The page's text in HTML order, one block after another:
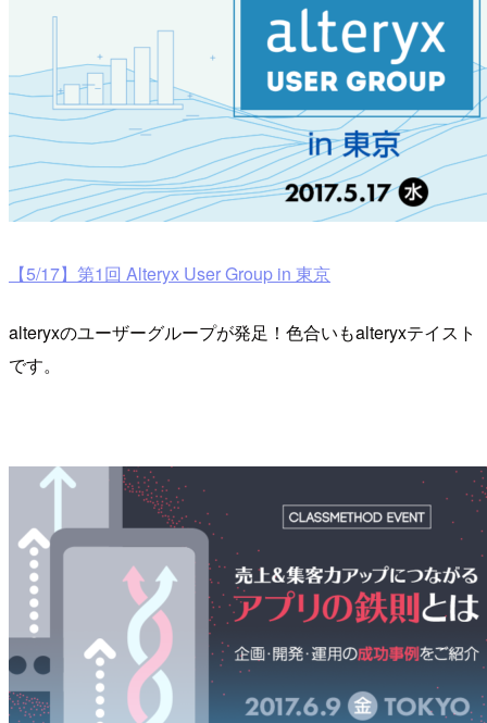
【5/17】第1回 Alteryx User Group in 東京
alteryxのユーザーグループが発足！色合いもalteryxテイスト
です。